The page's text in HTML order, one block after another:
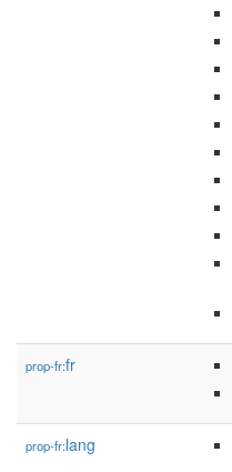
prop-fr:fr
prop-fr:lang